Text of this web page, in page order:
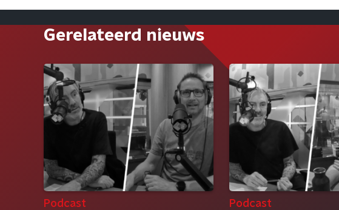
Gerelateerd nieuws
Podcast
Podcast